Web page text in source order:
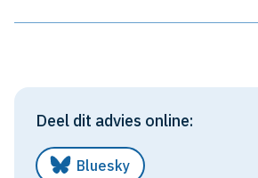
Deel dit advies online:
Bluesky